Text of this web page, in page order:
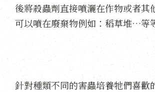
後將殺蟲劑直接噴灑在作物或者其
可以噴在廢棄物例如：稻草堆…等
針對種類不同的害蟲培養牠們喜歡